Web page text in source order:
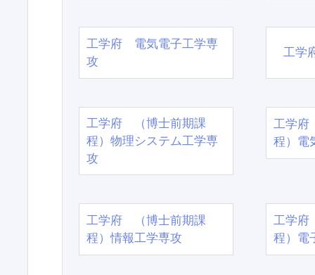
工学府 電気電子工学専
攻
工学
工学府 （博士前期課
程）物理システム工学専
攻
工学
程）電
工学府 （博士前期課
程）情報工学専攻
工学
程）電